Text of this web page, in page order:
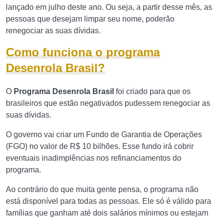
lançado em julho deste ano. Ou seja, a partir desse mês, as
pessoas que desejam limpar seu nome, poderão
renegociar as suas dívidas.
Como funciona o programa
Desenrola Brasil?
O Programa Desenrola Brasil foi criado para que os
brasileiros que estão negativados pudessem renegociar as
suas dívidas.
O governo vai criar um Fundo de Garantia de Operações
(FGO) no valor de R$ 10 bilhões. Esse fundo irá cobrir
eventuais inadimplências nos refinanciamentos do
programa.
Ao contrário do que muita gente pensa, o programa não
está disponível para todas as pessoas. Ele só é válido para
famílias que ganham até dois salários mínimos ou estejam